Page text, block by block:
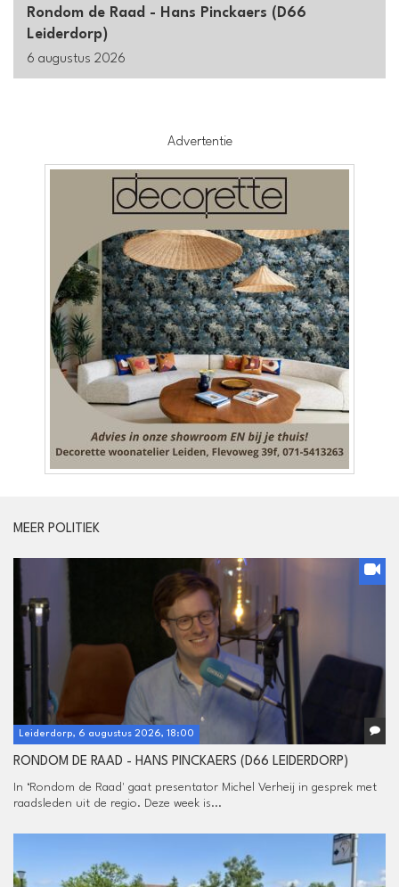
Rondom de Raad - Hans Pinckaers (D66
Leiderdorp)
6 augustus 2026
Advertentie
MEER POLITIEK
Leiderdorp, 6 augustus 2026, 18:00
RONDOM DE RAAD - HANS PINCKAERS (D66 LEIDERDORP)
In ‘Rondom de Raad' gaat presentator Michel Verheij in gesprek met
raadsleden uit de regio. Deze week is...